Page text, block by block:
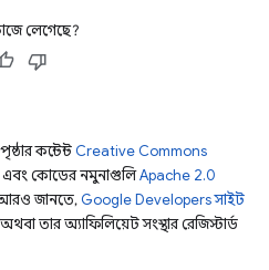
লেগেছে?
কন্টেন্ট Creative Commons
কোডের নমুনাগুলিApache 2.0
আরও জানতে, Google Developers সাইট
তার অ্যাফিলিয়েট সংস্থার রেজিস্টার্ড